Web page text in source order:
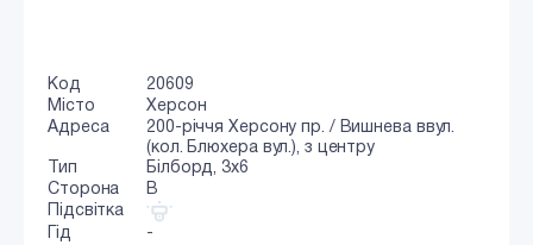
Код
20609
Місто
Херсон
Адреса
200-річчя Херсону пр. / Вишнева ввул.
(кол. Блюхера вул.), з центру
Тип
Білборд, 3x6
Сторона
B
Підсвітка
Гід
-